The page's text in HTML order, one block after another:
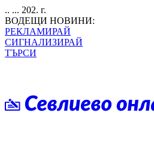
.. ... 202. г.
ВОДЕЩИ НОВИНИ:
РЕКЛАМИРАЙ
СИГНАЛИЗИРАЙ
ТЪРСИ